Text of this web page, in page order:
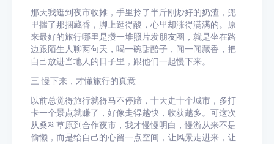
那天我逛到夜市收摊，手里拎了半斤刚炒好的奶渣，兜
里揣了那捆藏香，脚上逛得酸，心里却涨得满满的。原
来最好的旅行哪里是攒一堆照片发朋友圈，就是坐在路
边跟陌生人聊两句天，喝一碗甜醅子，闻一闻藏香，把
自己放进当地人的日子里，跟他们一起慢下来。
三 慢下来，才懂旅行的真意
以前总觉得旅行就得马不停蹄，十天走十个城市，多打
卡一个景点就赚了，好像走得越快，收获越多。可这次
从桑科草原到合作夜市，我才慢慢明白，慢游从来不是
偷懒，而是给自己的心留一点空间，让风景走进来，让